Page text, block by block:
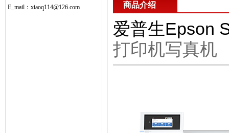
E_mail：xiaoq114@126.com
商品介绍
爱普生Epson
打印机写真机